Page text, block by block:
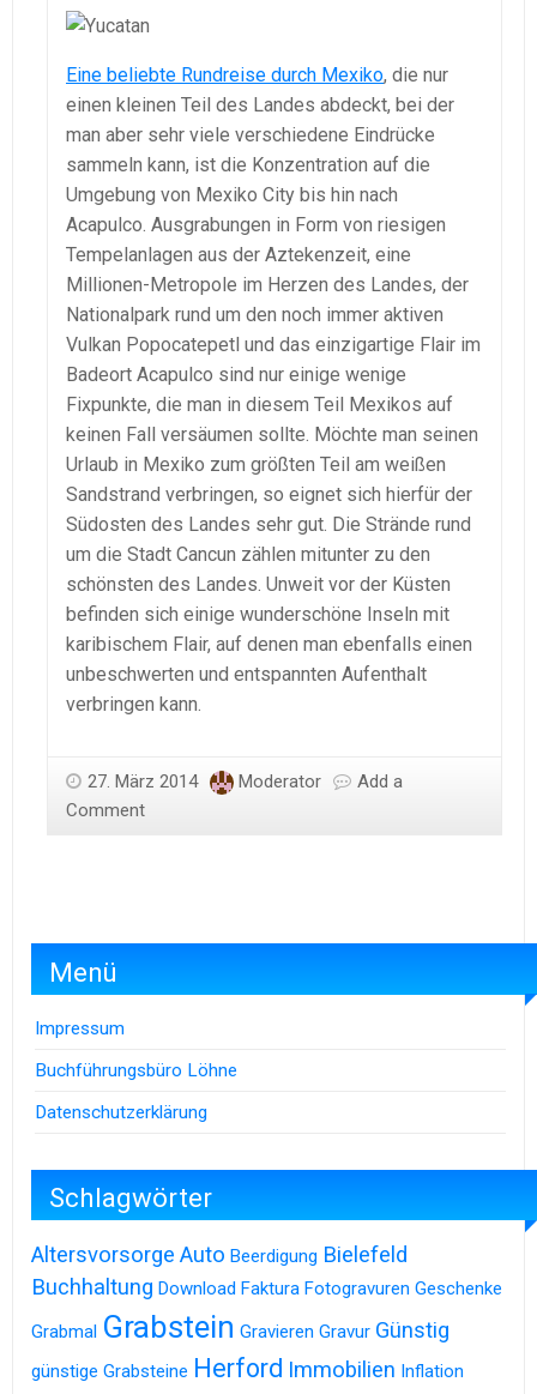
Eine beliebte Rundreise durch Mexiko, die nur
einen kleinen Teil des Landes abdeckt, bei der
man aber sehr viele verschiedene Eindrücke
sammeln kann, ist die Konzentration auf die
Umgebung von Mexiko City bis hin nach
Acapulco. Ausgrabungen in Form von riesigen
Tempelanlagen aus der Aztekenzeit, eine
Millionen-Metropole im Herzen des Landes, der
Nationalpark rund um den noch immer aktiven
Vulkan Popocatepetl und das einzigartige Flair im
Badeort Acapulco sind nur einige wenige
Fixpunkte, die man in diesem Teil Mexikos auf
keinen Fall versäumen sollte. Möchte man seinen
Urlaub in Mexiko zum größten Teil am weißen
Sandstrand verbringen, so eignet sich hierfür der
Südosten des Landes sehr gut. Die Strände rund
um die Stadt Cancun zählen mitunter zu den
schönsten des Landes. Unweit vor der Küsten
befinden sich einige wunderschöne Inseln mit
karibischem Flair, auf denen man ebenfalls einen
unbeschwerten und entspannten Aufenthalt
verbringen kann.
27. März 2014 Moderator
Add a
Comment
Menü
Impressum
Buchführungsbüro Löhne
Datenschutzerklärung
Schlagwörter
Altersvorsorge Auto Beerdigung Bielefeld
Buchhaltung Download Faktura Fotogravuren Geschenke
Grabmal Grabstein Gravieren Gravur Günstig
günstige Grabsteine Herford Immobilien Inflation